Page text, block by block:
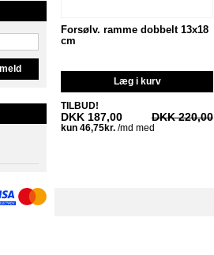
Forsølv. ramme dobbelt 13x18
cm
Læg i kurv
TILBUD!
DKK 187,00 DKK 220,00